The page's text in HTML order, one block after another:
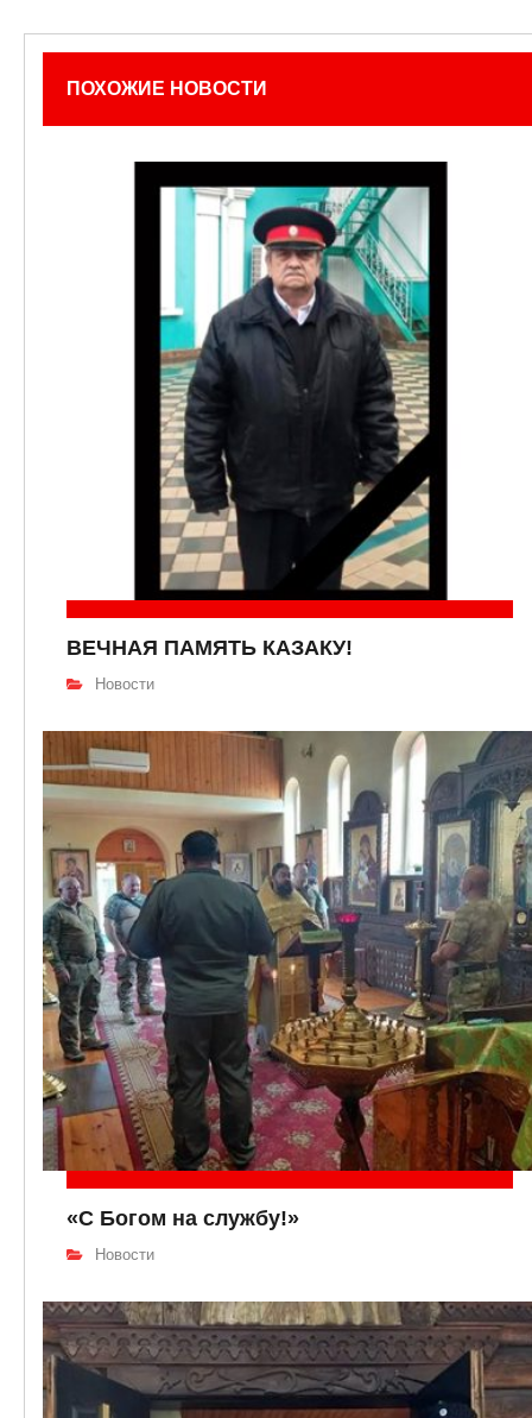
ПОХОЖИЕ НОВОСТИ
ВЕЧНАЯ ПАМЯТЬ КАЗАКУ!
Новости
«С Богом на службу!»
Новости